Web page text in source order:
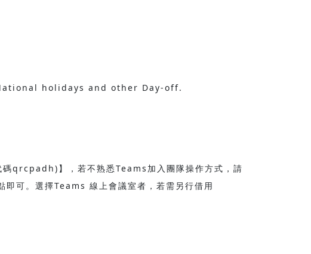
holidays and other Day-off.
qrcpadh)】，若不熟悉Teams加入團隊操作方式，請
即可。選擇Teams 線上會議室者，若需另行借用